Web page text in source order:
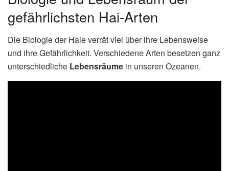
gefährlichsten Hai-Arten
Die Biologie der Haie verrät viel über ihre Lebensweise
und ihre Gefährlichkeit. Verschiedene Arten besetzen ganz
unterschiedliche Lebensräume in unseren Ozeanen.